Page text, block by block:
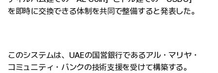
を即時に交換できる体制を共同で整備すると発表した。
このシステムは、UAEの国営銀行であるアル・マリヤ・
コミュニティ・バンクの技術支援を受けて構築する。